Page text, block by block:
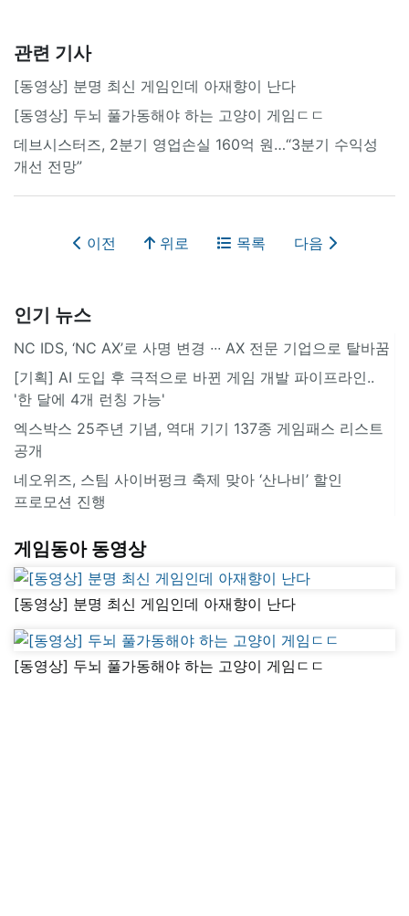
관련 기사
[동영상] 분명 최신 게임인데 아재향이 난다
[동영상] 두뇌 풀가동해야 하는 고양이 게임ㄷㄷ
데브시스터즈, 2분기 영업손실 160억 원…“3분기 수익성
개선 전망”
이전 위로 목록 다음
인기 뉴스
NC IDS, ‘NC AX’로 사명 변경 ∙∙∙ AX 전문 기업으로 탈바꿈
[기획] AI 도입 후 극적으로 바뀐 게임 개발 파이프라인..
'한 달에 4개 런칭 가능'
엑스박스 25주년 기념, 역대 기기 137종 게임패스 리스트
공개
네오위즈, 스팀 사이버펑크 축제 맞아 ‘산나비’ 할인
프로모션 진행
게임동아 동영상
[동영상] 분명 최신 게임인데 아재향이 난다
[동영상] 두뇌 풀가동해야 하는 고양이 게임ㄷㄷ